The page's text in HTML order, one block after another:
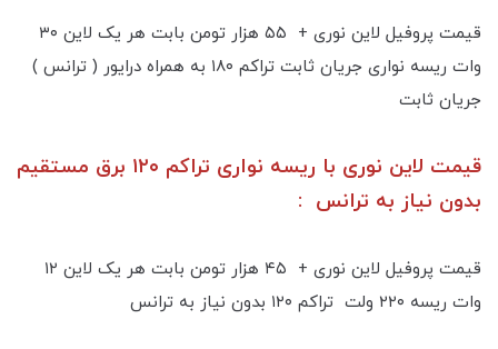
قیمت پروفیل لاین نوری + ۵۵ هزار تومن بابت هر یک لاین ۳۰
وات ریسه نواری جریان ثابت تراکم ۱۸۰ به همراه درایور ( ترانس )
جریان ثابت
قیمت لاین نوری با ریسه نواری تراکم ۱۲۰ برق مستقیم
بدون نیاز به ترانس :
قیمت پروفیل لاین نوری + ۴۵ هزار تومن بابت هر یک لاین ۱۲
وات ریسه ۲۲۰ ولت تراکم ۱۲۰ بدون نیاز به ترانس